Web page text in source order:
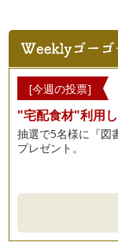
絵本と生活をつな
赤ちゃんたちと最
のの絵本」と同様
ハロウィン絵本と
最近では日本でも
もの起源ってご存
ファーストブック
人生で初めて出会
[今週の投票]
"宅配食材"利用
抽選で5名様に『図
プレゼント。